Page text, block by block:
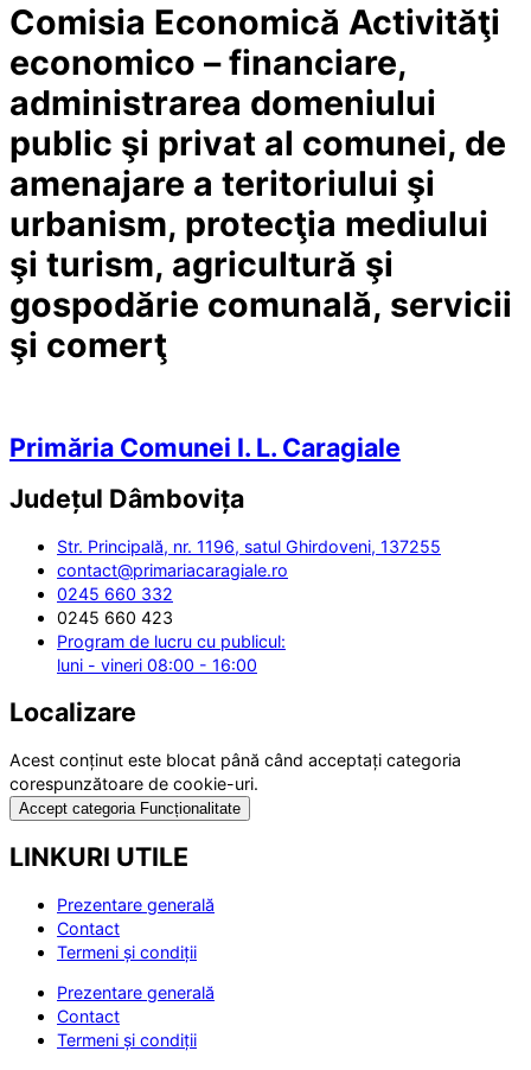
Comisia Economică Activităţi
economico – financiare,
administrarea domeniului
public şi privat al comunei, de
amenajare a teritoriului şi
urbanism, protecţia mediului
şi turism, agricultură şi
gospodărie comunală, servicii
şi comerţ
Primăria Comunei I. L. Caragiale
Județul Dâmbovița
Str. Principală, nr. 1196, satul Ghirdoveni, 137255
contact@primariacaragiale.ro
0245 660 332
0245 660 423
Program de lucru cu publicul:
luni - vineri 08:00 - 16:00
Localizare
Acest conținut este blocat până când acceptați categoria
corespunzătoare de cookie-uri.
Accept categoria Funcționalitate
LINKURI UTILE
Prezentare generală
Contact
Termeni și condiții
Prezentare generală
Contact
Termeni și condiții